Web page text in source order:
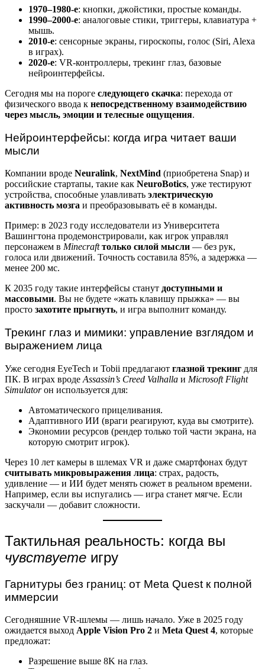
1970–1980-е: кнопки, джойстики, простые команды.
1990–2000-е: аналоговые стики, триггеры, клавиатура +
мышь.
2010-е: сенсорные экраны, гироскопы, голос (Siri, Alexa
в играх).
2020-е: VR-контроллеры, трекинг глаз, базовые
нейроинтерфейсы.
Сегодня мы на пороге следующего скачка: перехода от
физического ввода к непосредственному взаимодействию
через мысль, эмоции и телесные ощущения.
Нейроинтерфейсы: когда игра читает ваши
мысли
Компании вроде Neuralink, NextMind (приобретена Snap) и
российские стартапы, такие как NeuroBotics, уже тестируют
устройства, способные улавливать электрическую
активность мозга и преобразовывать её в команды.
Пример: в 2023 году исследователи из Университета
Вашингтона продемонстрировали, как игрок управлял
персонажем в Minecraft только силой мысли — без рук,
голоса или движений. Точность составила 85%, а задержка —
менее 200 мс.
К 2035 году такие интерфейсы станут доступными и
массовыми. Вы не будете «жать клавишу прыжка» — вы
просто захотите прыгнуть, и игра выполнит команду.
Трекинг глаз и мимики: управление взглядом и
выражением лица
Уже сегодня EyeTech и Tobii предлагают глазной трекинг для
ПК. В играх вроде Assassin’s Creed Valhalla и Microsoft Flight
Simulatorон используется для:
Автоматического прицеливания.
Адаптивного ИИ (враги реагируют, куда вы смотрите).
Экономии ресурсов (рендер только той части экрана, на
которую смотрит игрок).
Через 10 лет камеры в шлемах VR и даже смартфонах будут
считывать микровыражения лица: страх, радость,
удивление — и ИИ будет менять сюжет в реальном времени.
Например, если вы испугались — игра станет мягче. Если
заскучали — добавит сложности.
Тактильная реальность: когда вы
чувствуете игру
Гарнитуры без границ: от Meta Quest к полной
иммерсии
Сегодняшние VR-шлемы — лишь начало. Уже в 2025 году
ожидается выход Apple Vision Pro 2 и Meta Quest 4, которые
предложат:
Разрешение выше 8K на глаз.